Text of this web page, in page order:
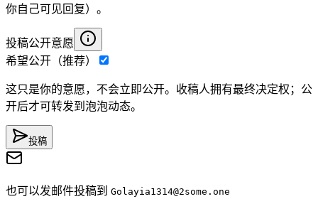
你自己可见回复）。
投稿公开意愿
希望公开（推荐）
这只是你的意愿，不会立即公开。收稿人拥有最终决定权；公
开后才可转发到泡泡动态。
投稿
也可以发邮件投稿到 Golayia1314@2some.one